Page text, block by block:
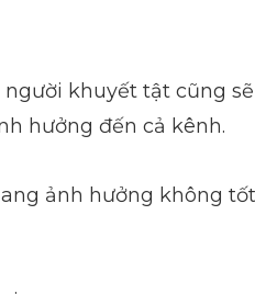
khuyết tật cũng
hưởng đến cả kênh.
ảnh hưởng không